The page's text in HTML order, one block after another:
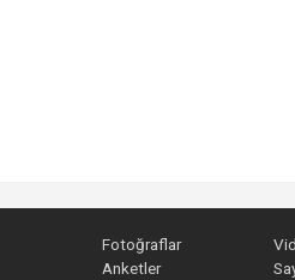
Fotoğraflar
Anketler